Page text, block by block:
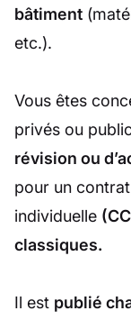
bâtiment
etc.).
Vous êtes
privés ou
révision ou
pour un
individuelle
classiques.
Il est publié